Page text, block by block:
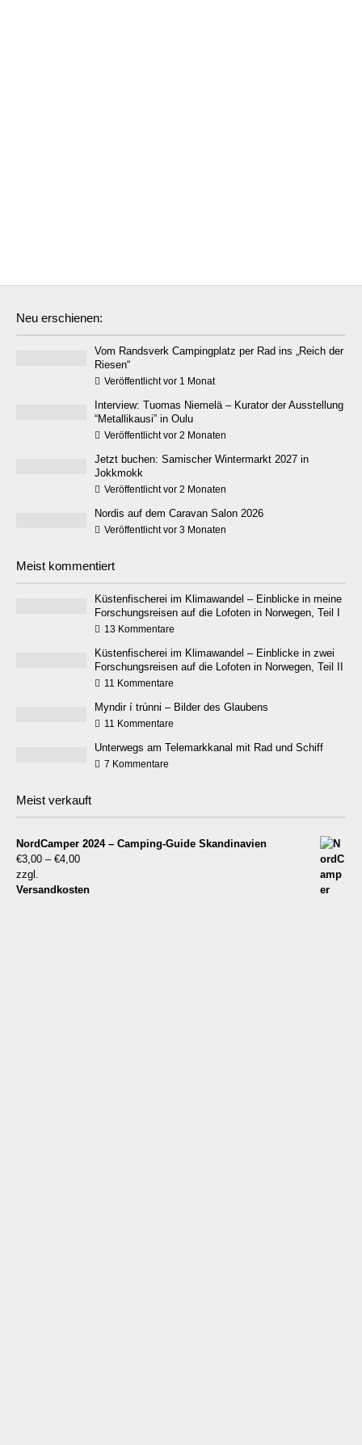
Neu erschienen:
Vom Randsverk Campingplatz per Rad ins „Reich der
Riesen“
Veröffentlicht vor 1 Monat
Interview: Tuomas Niemelä – Kurator der Ausstellung
“Metallikausi” in Oulu
Veröffentlicht vor 2 Monaten
Jetzt buchen: Samischer Wintermarkt 2027 in
Jokkmokk
Veröffentlicht vor 2 Monaten
Nordis auf dem Caravan Salon 2026
Veröffentlicht vor 3 Monaten
Meist kommentiert
Küstenfischerei im Klimawandel – Einblicke in meine
Forschungsreisen auf die Lofoten in Norwegen, Teil I
13 Kommentare
Küstenfischerei im Klimawandel – Einblicke in zwei
Forschungsreisen auf die Lofoten in Norwegen, Teil II
11 Kommentare
Myndir í trúnni – Bilder des Glaubens
11 Kommentare
Unterwegs am Telemarkkanal mit Rad und Schiff
7 Kommentare
Meist verkauft
NordCamper 2024 – Camping-Guide Skandinavien
€3,00 – €4,00
zzgl.
Versandkosten